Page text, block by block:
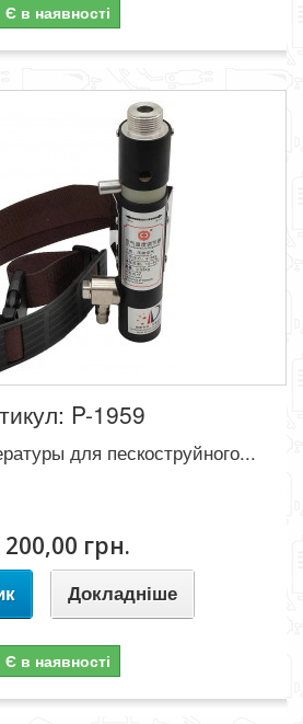
Є в наявності
P-1959
для пескоструйного...
200,00 грн.
Докладніше
Є в наявності